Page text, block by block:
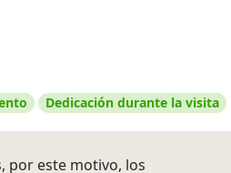
Dedicación durante la visita
por este motivo, los